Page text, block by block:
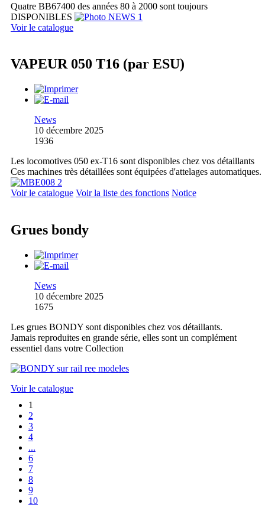
Quatre BB67400 des années 80 à 2000 sont toujours
DISPONIBLES
Voir le catalogue
VAPEUR 050 T16 (par ESU)
News
10 décembre 2025
1936
Les locomotives 050 ex-T16 sont disponibles chez vos détaillants
Ces machines très détaillées sont équipées d'attelages automatiques.
Voir le catalogue Voir la liste des fonctions Notice
Grues bondy
News
10 décembre 2025
1675
Les grues BONDY sont disponibles chez vos détaillants.
Jamais reproduites en grande série, elles sont un complément
essentiel dans votre Collection
Voir le catalogue
1
2
3
4
...
6
7
8
9
10